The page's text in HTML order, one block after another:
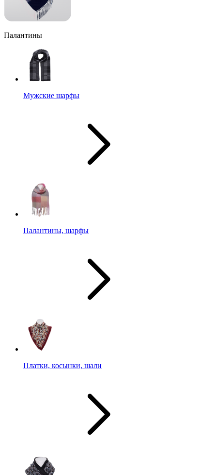
Палантины
Мужские шарфы
Палантины, шарфы
Платки, косынки, шали